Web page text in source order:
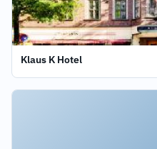
Klaus K Hotel